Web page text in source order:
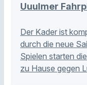
Uuulmer
Der Kader ist
durch die neue
Spielen starten
zu Hause gegen